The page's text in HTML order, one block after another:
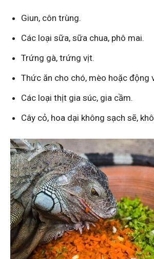
Giun, côn trùng.
Các loại sữa, sữa chua, phô mai.
Trứng gà, trứng vịt.
Thức ăn cho chó, mèo hoặc động
Các loại thịt gia súc, gia cầm.
Cây cỏ, hoa dại không sạch sẽ,